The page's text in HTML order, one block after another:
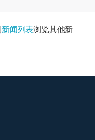
新闻列表浏览其他新